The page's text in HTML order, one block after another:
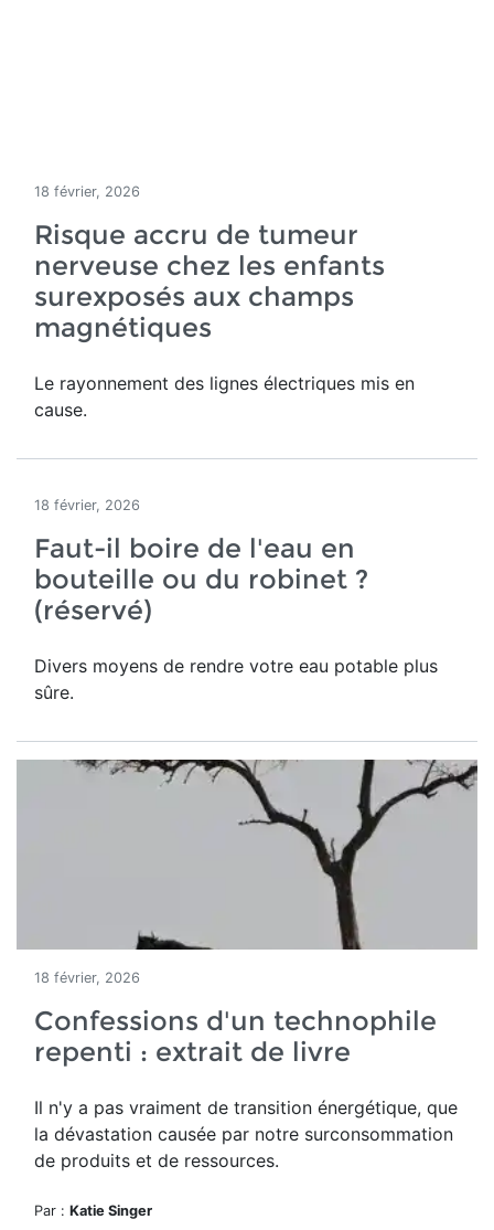
18 février, 2026
Risque accru de tumeur
nerveuse chez les enfants
surexposés aux champs
magnétiques
Le rayonnement des lignes électriques mis en
cause.
18 février, 2026
Faut-il boire de l'eau en
bouteille ou du robinet ?
(réservé)
Divers moyens de rendre votre eau potable plus
sûre.
18 février, 2026
Confessions d'un technophile
repenti : extrait de livre
Il n'y a pas vraiment de transition énergétique, que
la dévastation causée par notre surconsommation
de produits et de ressources.
Par : Katie Singer